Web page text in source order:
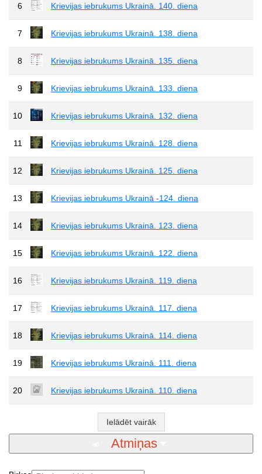
6 Krievijas iebrukums Ukrainā. 140. diena
7 Krievijas iebrukums Ukrainā. 138. diena
8 Krievijas iebrukums Ukrainā. 135. diena
9 Krievijas iebrukums Ukrainā. 133. diena
10 Krievijas iebrukums Ukrainā. 132. diena
11 Krievijas iebrukums Ukrainā. 128. diena
12 Krievijas iebrukums Ukrainā. 125. diena
13 Krievijas iebrukums Ukrainā -124. diena
14 Krievijas iebrukums Ukrainā. 123. diena
15 Krievijas iebrukums Ukrainā. 122. diena
16 Krievijas iebrukums Ukrainā. 119. diena
17 Krievijas iebrukums Ukrainā. 117. diena
18 Krievijas iebrukums Ukrainā. 114. diena
19 Krievijas iebrukums Ukrainā. 111. diena
20 Krievijas iebrukums Ukrainā. 110. diena
Ielādēt vairāk
Atmiņas